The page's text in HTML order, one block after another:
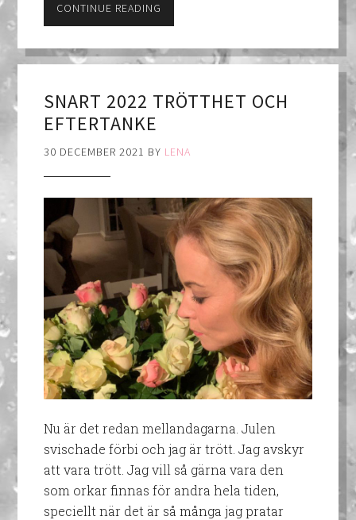
CONTINUE READING
SNART 2022 TRÖTTHET OCH
EFTERTANKE
30 DECEMBER 2021 BY LENA
Nu är det redan mellandagarna. Julen
svischade förbi och jag är trött. Jag avskyr
att vara trött. Jag vill så gärna vara den
som orkar finnas för andra hela tiden,
speciellt när det är så många jag pratar